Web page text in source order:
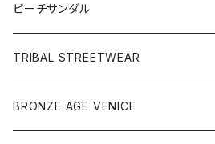
Surf Board(サーフボード )
OTHERS(サーフ小物)
WEAR(サーフブランド衣類)
CLOTHING(アパレル)
DECK(デッキ)
COMPLETE（完成品）
ビーチサンダル
TRIBAL STREETWEAR
小物類
BRONZE AGE VENICE